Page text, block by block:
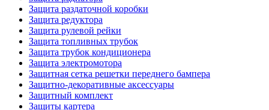
Защита раздаточной коробки
Защита редуктора
Защита рулевой рейки
Защита топливных трубок
Защита трубок кондиционера
Защита электромотора
Защитная сетка решетки переднего бампера
Защитно-декоративные аксессуары
Защитный комплект
Защиты картера